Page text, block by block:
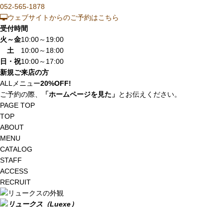
052-565-1878
ウェブサイトからのご予約はこちら
受付時間
火～金10:00～19:00
土
10:00～18:00
日・祝10:00～17:00
新規ご来店の方
ALLメニュー20%OFF!
ご予約の際、
「ホームページを見た」 とお伝えください。
PAGE TOP
TOP
ABOUT
MENU
CATALOG
STAFF
ACCESS
RECRUIT